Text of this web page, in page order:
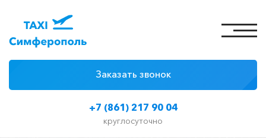
+7 (861) 217 90 04
круглосуточно
Заказать звонок
Цены на такси